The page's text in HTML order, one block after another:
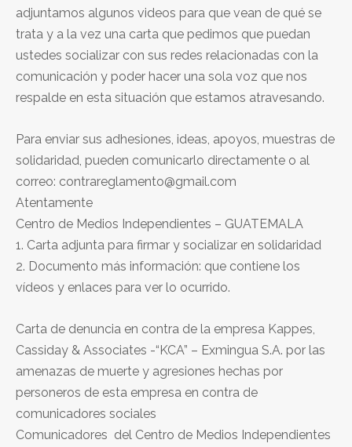
adjuntamos algunos videos para que vean de qué se
trata y a la vez una carta que pedimos que puedan
ustedes socializar con sus redes relacionadas con la
comunicación y poder hacer una sola voz que nos
respalde en esta situación que estamos atravesando.
Para enviar sus adhesiones, ideas, apoyos, muestras de
solidaridad, pueden comunicarlo directamente o al
correo: contrareglamento@gmail.com
Atentamente
Centro de Medios Independientes – GUATEMALA
1. Carta adjunta para firmar y socializar en solidaridad
2. Documento más información: que contiene los
vídeos y enlaces para ver lo ocurrido.
Carta de denuncia en contra de la empresa Kappes,
Cassiday & Associates -“KCA” – Exmingua S.A. por las
amenazas de muerte y agresiones hechas por
personeros de esta empresa en contra de
comunicadores sociales
Comunicadores del Centro de Medios Independientes